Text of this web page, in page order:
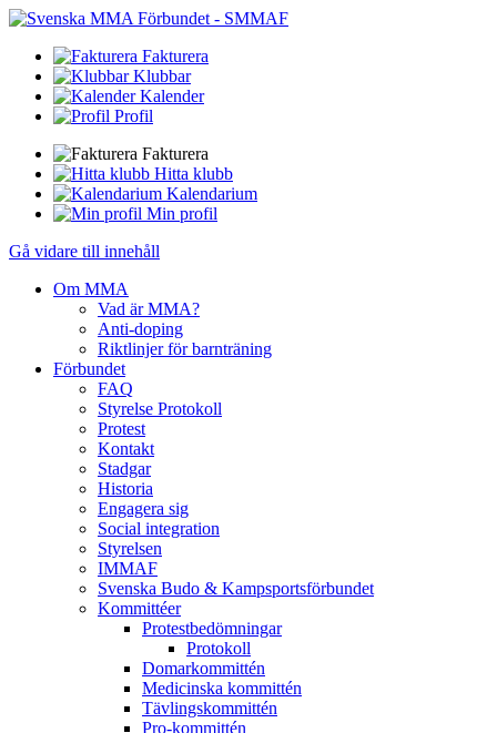
Fakturera
Klubbar
Kalender
Profil
Fakturera
Hitta klubb
Kalendarium
Min profil
Gå vidare till innehåll
Om MMA
Vad är MMA?
Anti-doping
Riktlinjer för barnträning
Förbundet
FAQ
Styrelse Protokoll
Protest
Kontakt
Stadgar
Historia
Engagera sig
Social integration
Styrelsen
IMMAF
Svenska Budo & Kampsportsförbundet
Kommittéer
Protestbedömningar
Protokoll
Domarkommittén
Medicinska kommittén
Tävlingskommittén
Pro-kommittén